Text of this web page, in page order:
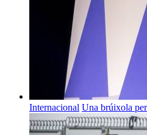
Internacional Una brúixola